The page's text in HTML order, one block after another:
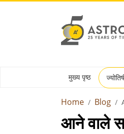
मुख्य पृष्ठ
Home Blog
आने वाले